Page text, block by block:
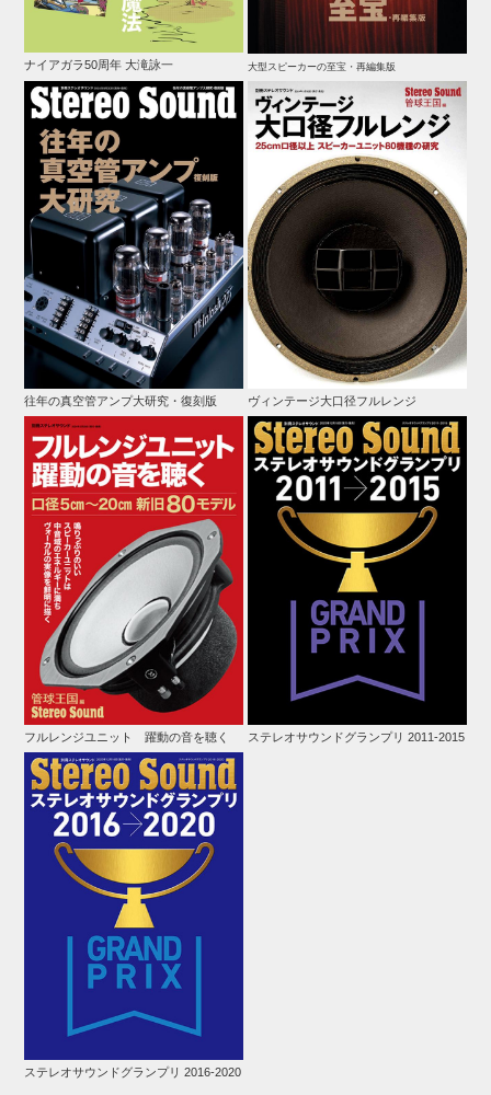
ナイアガラ50周年 大滝詠一 大型スピーカーの至宝・再編集版
往年の真空管アンプ大研究・復刻版 ヴィンテージ大口径フルレンジ
フルレンジユニット 躍動の音を聴く ステレオサウンドグランプリ 2011-2015
ステレオサウンドグランプリ 2016-2020